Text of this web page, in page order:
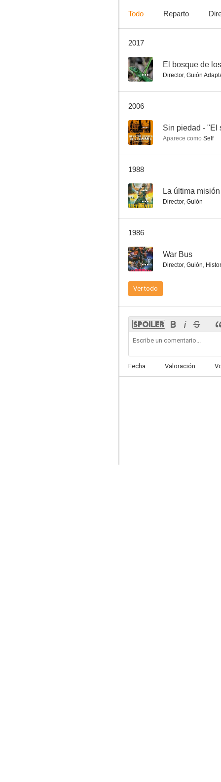
El bosque de los héroes
Todo Reparto
2017
-- El bosque de
Director, Guión
2006
-- Sin piedad - "El
Aparece como Self
1988
-- La última misión
Director, Guión
1986
-- War Bus
Director, Guión,
Ver todo
Fecha Valoración